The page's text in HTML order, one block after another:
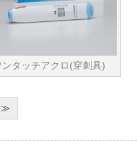
ンタッチアクロ(穿刺具)
≫